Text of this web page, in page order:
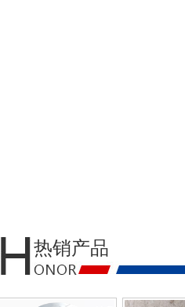
热销产品